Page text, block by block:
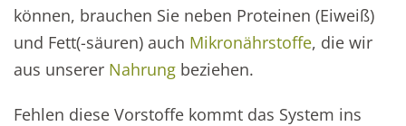
können, brauchen Sie neben Proteinen (Eiweiß)
und Fett(-säuren) auch Mikronährstoffe, die wir
aus unserer Nahrung beziehen.
Fehlen diese Vorstoffe kommt das System ins